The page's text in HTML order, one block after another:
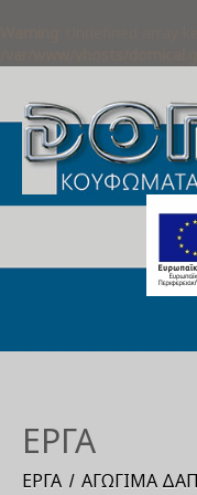
ΈΡΓΑ
ΈΡΓΑ ΑΓΏΓΙΜΑ